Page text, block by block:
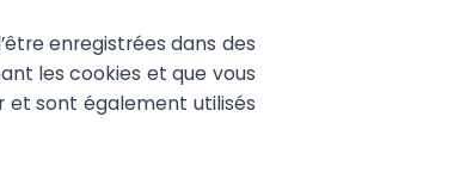
enregistrées dans des
les cookies et que vous
et sont également utilisés